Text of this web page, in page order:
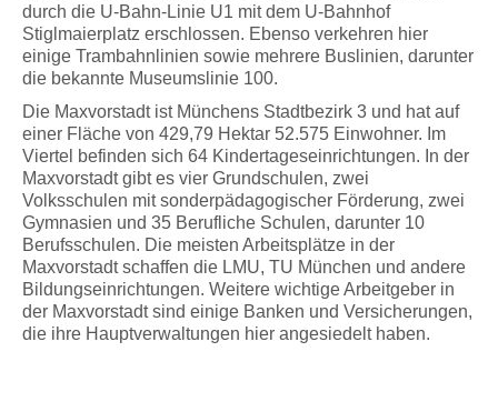
durch die U-Bahn-Linie U1 mit dem U-Bahnhof
Stiglmaierplatz erschlossen. Ebenso verkehren hier
einige Trambahnlinien sowie mehrere Buslinien, darunter
die bekannte Museumslinie 100.
Die Maxvorstadt ist Münchens Stadtbezirk 3 und hat auf
einer Fläche von 429,79 Hektar 52.575 Einwohner. Im
Viertel befinden sich 64 Kindertageseinrichtungen. In der
Maxvorstadt gibt es vier Grundschulen, zwei
Volksschulen mit sonderpädagogischer Förderung, zwei
Gymnasien und 35 Berufliche Schulen, darunter 10
Berufsschulen. Die meisten Arbeitsplätze in der
Maxvorstadt schaffen die LMU, TU München und andere
Bildungseinrichtungen. Weitere wichtige Arbeitgeber in
der Maxvorstadt sind einige Banken und Versicherungen,
die ihre Hauptverwaltungen hier angesiedelt haben.